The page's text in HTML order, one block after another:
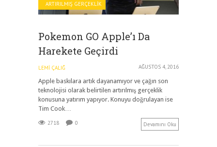
ARTIRILMIŞ GERÇEKLIK
Pokemon GO Apple’ı Da
Harekete Geçirdi
LEMI ÇALIĞ AĞUSTOS 4, 2016
Apple baskılara artık dayanamıyor ve çağın son
teknolojisi olarak belirtilen artırılmış gerçeklik
konusuna yatırım yapıyor. Konuyu doğrulayan ise
Tim Cook…
2718 0 Devamını Oku